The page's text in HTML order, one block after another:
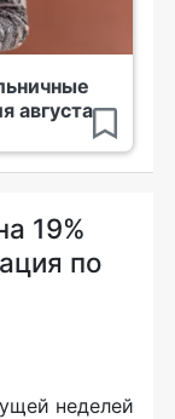
августа
19%
по
неделей